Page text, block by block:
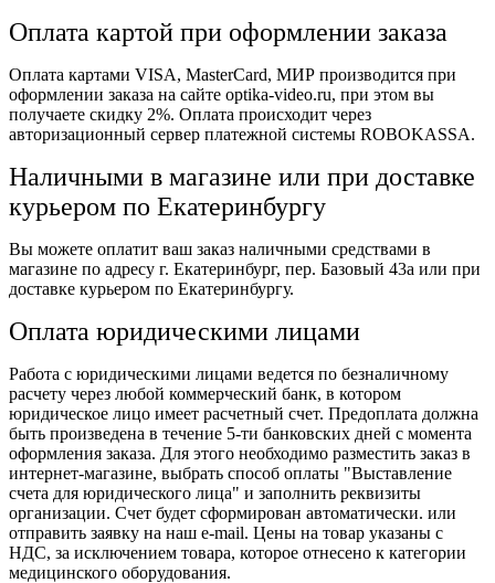
Оплата картой при оформлении заказа
Оплата картами VISA, MasterCard, МИР производится при
оформлении заказа на сайте optika-video.ru, при этом вы
получаете скидку 2%. Оплата происходит через
авторизационный сервер платежной системы ROBOKASSA.
Наличными в магазине или при доставке
курьером по Екатеринбургу
Вы можете оплатит ваш заказ наличными средствами в
магазине по адресу г. Екатеринбург, пер. Базовый 43а или при
доставке курьером по Екатеринбургу.
Оплата юридическими лицами
Работа с юридическими лицами ведется по безналичному
расчету через любой коммерческий банк, в котором
юридическое лицо имеет расчетный счет. Предоплата должна
быть произведена в течение 5-ти банковских дней с момента
оформления заказа. Для этого необходимо разместить заказ в
интернет-магазине, выбрать способ оплаты "Выставление
счета для юридического лица" и заполнить реквизиты
организации. Счет будет сформирован автоматически. или
отправить заявку на наш e-mail. Цены на товар указаны с
НДС, за исключением товара, которое отнесено к категории
медицинского оборудования.